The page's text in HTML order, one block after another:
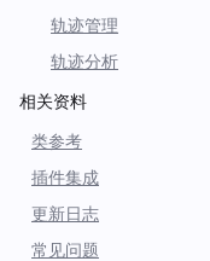
轨迹管理
轨迹分析
相关资料
类参考
插件集成
更新日志
常见问题